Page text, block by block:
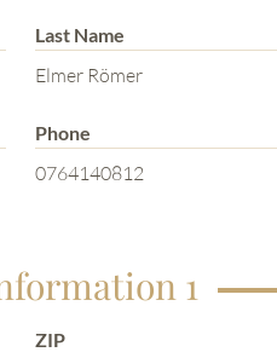
Last Name
Elmer Römer
Phone
0764140812
1
ZIP